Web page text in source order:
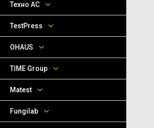
Техно АС
TestPress
OHAUS
TIME Group
Matest
Fungilab